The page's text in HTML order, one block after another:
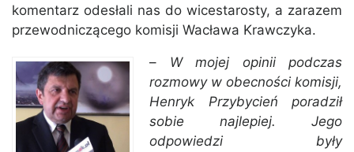
komentarz odesłali nas do wicestarosty, a zarazem
przewodniczącego komisji Wacława Krawczyka.
– W mojej opinii podczas
rozmowy w obecności komisji,
Henryk Przybycień poradził
sobie najlepiej. Jego
odpowiedzi były